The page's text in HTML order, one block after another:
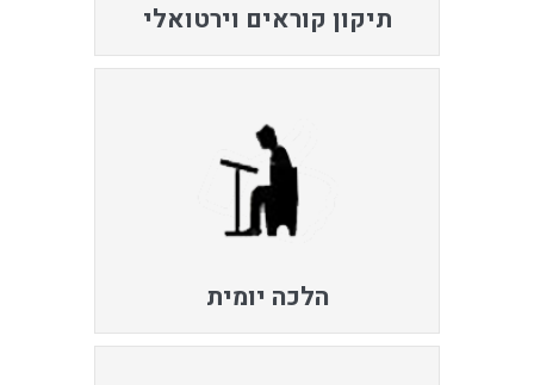
תיקון קוראים וירטואלי
הלכה יומית